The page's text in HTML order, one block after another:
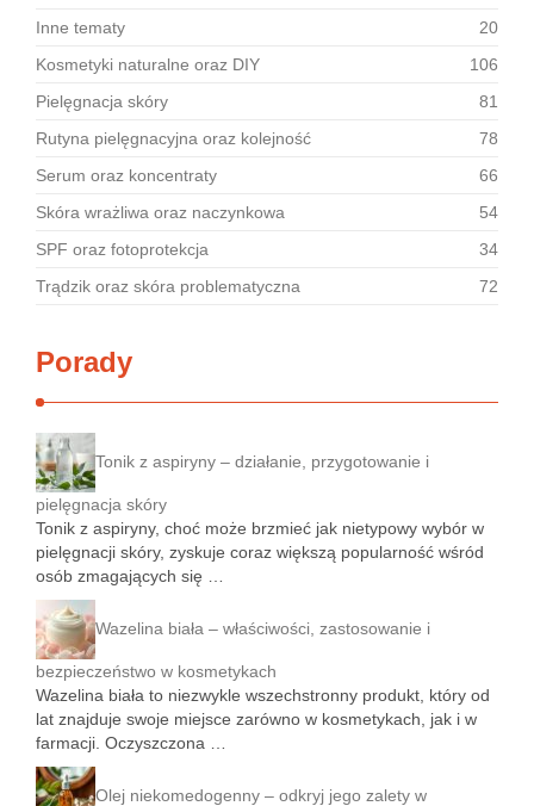
Inne tematy
20
Kosmetyki naturalne oraz DIY
106
Pielęgnacja skóry
81
Rutyna pielęgnacyjna oraz kolejność
78
Serum oraz koncentraty
66
Skóra wrażliwa oraz naczynkowa
54
SPF oraz fotoprotekcja
34
Trądzik oraz skóra problematyczna
72
Porady
Tonik z aspiryny – działanie, przygotowanie i
pielęgnacja skóry
Tonik z aspiryny, choć może brzmieć jak nietypowy wybór w
pielęgnacji skóry, zyskuje coraz większą popularność wśród
osób zmagających się …
Wazelina biała – właściwości, zastosowanie i
bezpieczeństwo w kosmetykach
Wazelina biała to niezwykle wszechstronny produkt, który od
lat znajduje swoje miejsce zarówno w kosmetykach, jak i w
farmacji. Oczyszczona …
Olej niekomedogenny – odkryj jego zalety w